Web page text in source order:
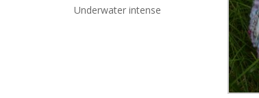
Underwater intense